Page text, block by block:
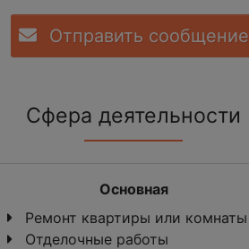
Отправить сообщение
Сфера деятельности
Основная
Ремонт квартиры или комнаты
Отделочные работы